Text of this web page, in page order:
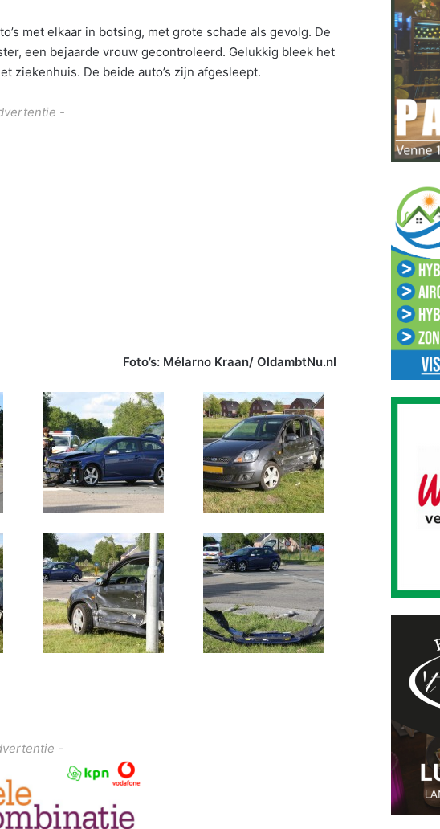
met elkaar in botsing, met grote schade als gevolg. De
een bejaarde vrouw gecontroleerd. Gelukkig bleek het
ziekenhuis. De beide auto’s zijn afgesleept.
-
Foto’s: Mélarno Kraan/ OldambtNu.nl
-